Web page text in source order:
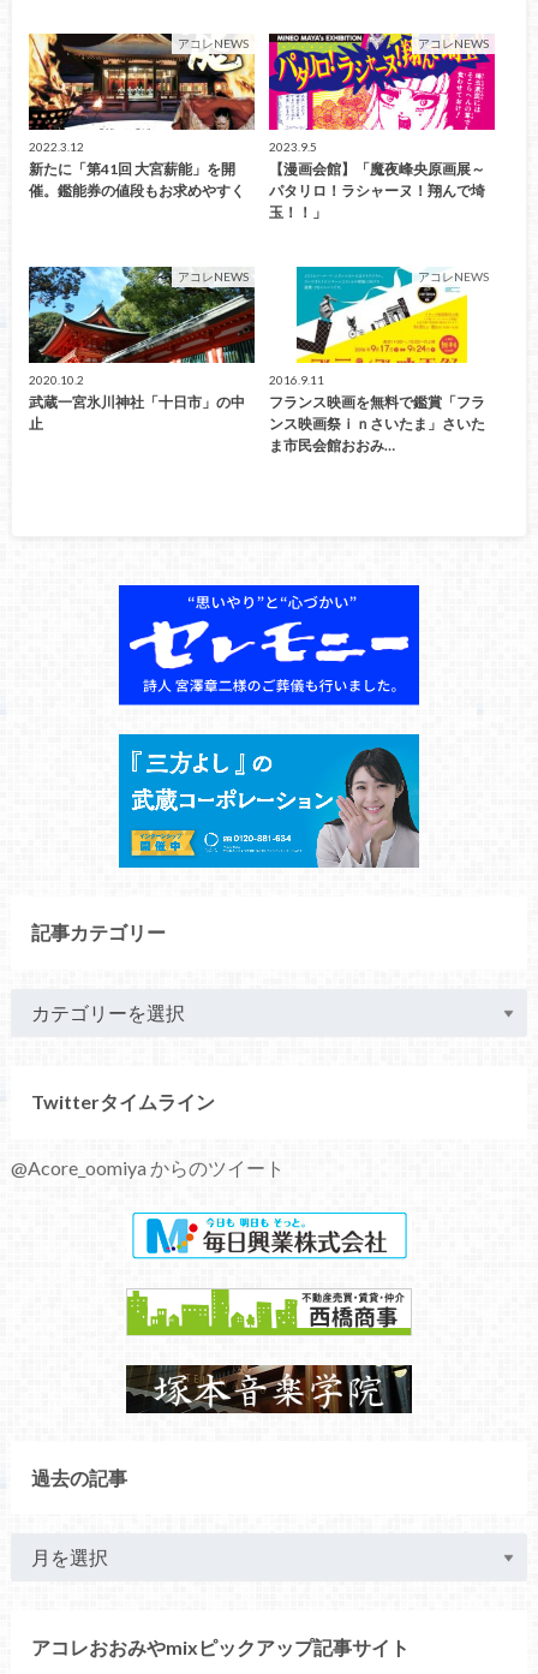
アコレNEWS
2022.3.12
新たに「第41回 大宮薪能」を開
催。鑑能券の値段もお求めやすく
アコレNEWS
2023.9.5
【漫画会館】「魔夜峰央原画展～
パタリロ！ラシャーヌ！翔んで埼
玉！！」
アコレNEWS
2020.10.2
武蔵一宮氷川神社「十日市」の中
止
アコレNEWS
2016.9.11
フランス映画を無料で鑑賞「フラ
ンス映画祭ｉｎさいたま」さいた
ま市民会館おおみ…
記事カテゴリー
Twitterタイムライン
@Acore_oomiya からのツイート
過去の記事
アコレおおみやmixピックアップ記事サイト